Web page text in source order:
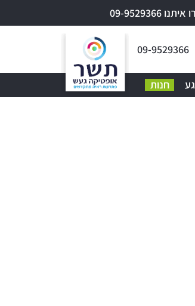
9529366
09-9529366
חנות